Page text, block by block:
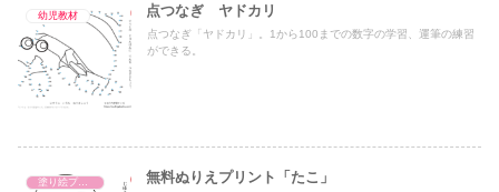
幼児教材 点つなぎ ヤドカリ
点つなぎ「ヤドカリ」。1から100までの数字の学習、運筆の練習
ができる。
無料ぬりえプリント「たこ」